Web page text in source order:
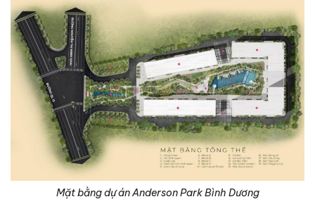
Mặt bằng dự án Anderson Park Bình Dương